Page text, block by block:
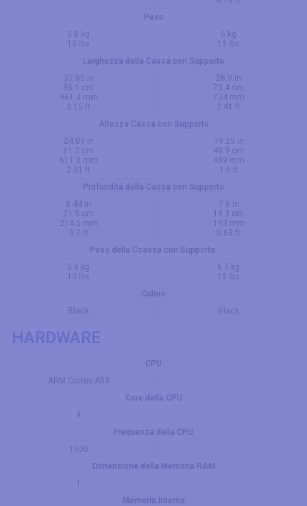
Peso
5.8 kg
13 lbs
6 kg
13 lbs
Larghezza della Cassa con Supporto
37.85 in
96.1 cm
961.4 mm
3.15 ft
28.9 in
73.4 cm
734 mm
2.41 ft
Altezza Cassa con Supporto
24.09 in
61.2 cm
611.8 mm
2.01 ft
19.25 in
48.9 cm
489 mm
1.6 ft
Profondità della Cassa con Supporto
8.44 in
21.5 cm
214.5 mm
0.7 ft
7.6 in
19.3 cm
193 mm
0.63 ft
Peso della Ccassa con Supporto
5.9 kg
13 lbs
6.7 kg
15 lbs
Colore
Black
Black
HARDWARE
CPU
ARM Cortex-A53
Core della CPU
4
Frequenza della CPU
1500
Dimensione della Memoria RAM
1
Memoria Interna